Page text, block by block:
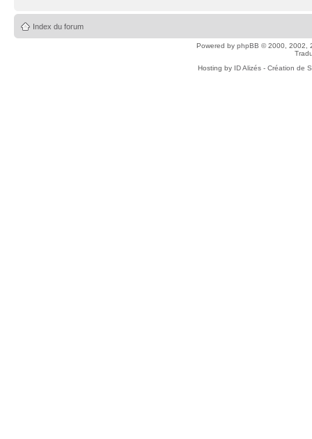
Index du forum
Powered by phpBB © 2000, 2002,
Hosting by ID Alizés - Création de